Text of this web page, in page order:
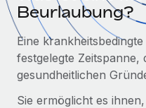
Globales Onboarding
Freelancer:innen
Auslagern von
WACHSTUMSPHASE
Startups
Agile HR- und Payroll-
Unternehmen
Informationen zu
Abwicklungsfristen für
Nederlands
Français
Deutsch
Beurlaubung?
Eine
festgelegte Zeitspanne,
gesundheitlichen
Sie ermöglicht es